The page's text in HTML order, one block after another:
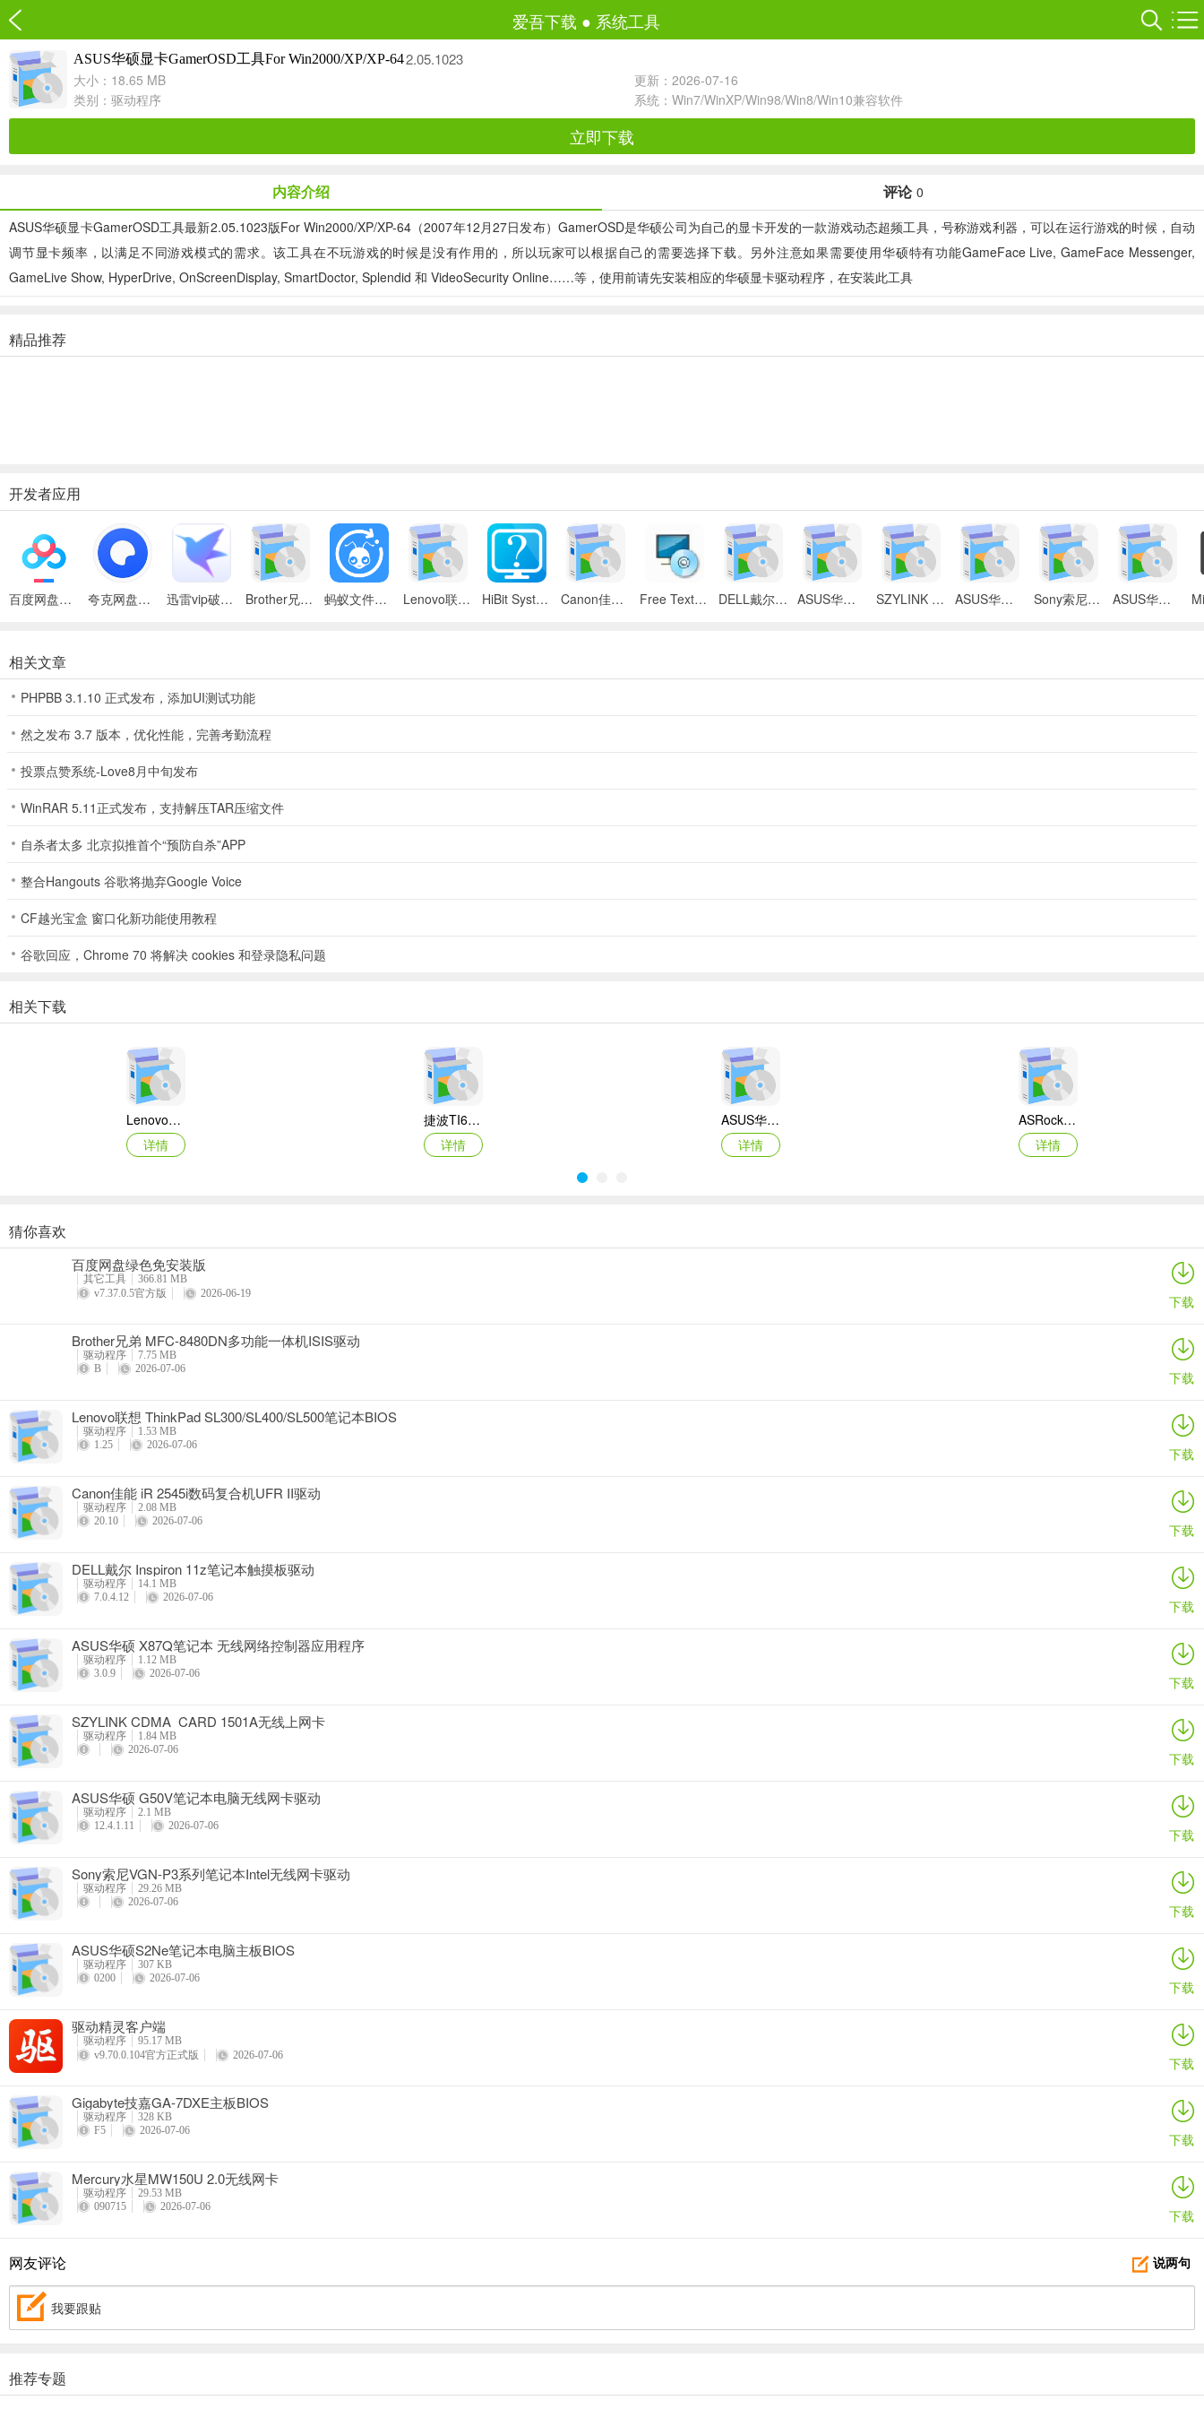
爱吾下载 ● 系统工具
ASUS华硕显卡GamerOSD工具For Win2000/XP/XP-642.05.1023
大小：18.65 MB
更新：2026-07-16
类别： 驱动程序 系统：Win7/WinXP/Win98/Win8/Win10兼容软件
立即下载
内容介绍 评论 0
ASUS华硕显卡GamerOSD工具最新2.05.1023版For Win2000/XP/XP-64（2007年12月27日发布）GamerOSD是华硕公司为自己的显卡开发的一款游戏动态超频工具，号称游戏利器，可以在运行游戏的时候，自动
调节显卡频率，以满足不同游戏模式的需求。该工具在不玩游戏的时候是没有作用的，所以玩家可以根据自己的需要选择下载。另外注意如果需要使用华硕特有功能GameFace Live, GameFace Messenger,
GameLive Show, HyperDrive, OnScreenDisplay, SmartDoctor, Splendid 和 VideoSecurity Online……等，使用前请先安装相应的华硕显卡驱动程序，在安装此工具
精品推荐
开发者应用
百度网盘绿色免安装Pc电脑版 夸克网盘官方正式版 迅雷vip破解版永久会员2024版 Brother兄弟 MFC-8480DN多功能一体机ISIS驱动 蚂蚁文件（数据恢复大师） Lenovo联想 ThinkPad SL300/SL400/SL500笔记本BIOS HiBit System Information(系统信息检测工具) Canon佳能 iR 2545i数码复合机UFR II驱动 Free Text to Speech DELL戴尔 Inspiron 11z笔记本触摸板驱动 ASUS华硕 X87Q笔记本 无线网络控制器应用程序 SZYLINK CDMA_CARD 1501A无线上网卡 ASUS华硕 G50V笔记本电脑无线网卡驱动 Sony索尼VGN-P3系列笔记本Intel无线网卡驱动 ASUS华硕S2Ne笔记本电脑主板BIOS
相关文章
PHPBB 3.1.10 正式发布，添加UI测试功能
然之发布 3.7 版本，优化性能，完善考勤流程
投票点赞系统-Love8月中旬发布
WinRAR 5.11正式发布，支持解压TAR压缩文件
自杀者太多 北京拟推首个“预防自杀”APP
整合Hangouts 谷歌将抛弃Google Voice
CF越光宝盒 窗口化新功能使用教程
谷歌回应，Chrome 70 将解决 cookies 和登录隐私问题
相关下载
Lenovo联想 Ideapad Z465/Z565系列笔记本 声卡驱动
详情
捷波TI61AG-A主板BIOS
详情
ASUS华硕F1A55-M LX3 R2.0主板BIOS
详情
ASRock华擎IMB-A160主板BIOS
详情
奥睿科PAS3062-2E/PAS3062-2S/PAS3064-2S2E系列扩展卡驱动
详情
Canon佳能 PowerShot A310 WIA驱动
AMD Mobility Radeon HD 2000/HD 3000/HD 4000/HD 5000系列移动显卡催化剂驱动
映泰Hi-Fi H77S 5.x主板BIOS
猜你喜欢
百度网盘绿色免安装版
其它工具
366.81 MB
v7.37.0.5官方版
2026-06-19 下载
Brother兄弟 MFC-8480DN多功能一体机ISIS驱动
驱动程序
7.75 MB
B
2026-07-06 下载
Lenovo联想 ThinkPad SL300/SL400/SL500笔记本BIOS
驱动程序
1.53 MB
1.25
2026-07-06 下载
Canon佳能 iR 2545i数码复合机UFR II驱动
驱动程序
2.08 MB
20.10
2026-07-06 下载
DELL戴尔 Inspiron 11z笔记本触摸板驱动
驱动程序
14.1 MB
7.0.4.12
2026-07-06 下载
ASUS华硕 X87Q笔记本 无线网络控制器应用程序
驱动程序
1.12 MB
3.0.9
2026-07-06 下载
SZYLINK CDMA_CARD 1501A无线上网卡
驱动程序
1.84 MB
2026-07-06
下载
ASUS华硕 G50V笔记本电脑无线网卡驱动
驱动程序
2.1 MB
12.4.1.11
2026-07-06 下载
Sony索尼VGN-P3系列笔记本Intel无线网卡驱动
驱动程序
29.26 MB
2026-07-06
下载
ASUS华硕S2Ne笔记本电脑主板BIOS
驱动程序
307 KB
0200
2026-07-06 下载
驱动精灵客户端
驱动程序
95.17 MB
v9.70.0.104官方正式版
2026-07-06 下载
Gigabyte技嘉GA-7DXE主板BIOS
驱动程序
328 KB
F5
2026-07-06 下载
Mercury水星MW150U 2.0无线网卡
驱动程序
29.53 MB
090715
2026-07-06 下载
说两句
网友评论
我要跟贴
推荐专题